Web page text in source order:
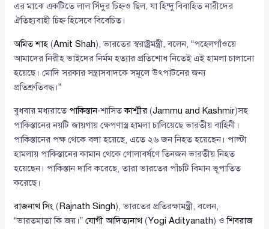
এর মাঝে একটিতে লাল সিঁদুর চিহ্নও ছিল, যা হিন্দু বিবাহিত নারীদের
ঐতিহ্যবাহী চিহ্ন হিসেবে বিবেচিত।
অমিত শাহ (Amit Shah), ভারতের স্বরাষ্ট্রমন্ত্রী, বলেন, “পহেলগাঁওয়ে
আমাদের নিরীহ ভাইদের নির্মম হত্যার প্রতিশোধ নিতেই এই হামলা চালানো
হয়েছে। মোদি সরকার সন্ত্রাসবাদকে সমূলে উৎপাটনের জন্য
প্রতিশ্রুতিবদ্ধ।”
বুধবার মধ্যরাতে পাকিস্তান-শাসিতকাশ্মীর (Jammu and Kashmir)সহ
পাকিস্তানের নয়টি জায়গায় ক্ষেপণাস্ত্র হামলা চালিয়েছে ভারতীয় বাহিনী।
পাকিস্তানের পক্ষ থেকে বলা হয়েছে, এতে ২৬ জন নিহত হয়েছেন। পাল্টা
হামলায় পাকিস্তানের কামান থেকে গোলাবর্ষণে তিনজন ভারতীয় নিহত
হয়েছেন। পাকিস্তান দাবি করেছে, তারা ভারতের পাঁচটি বিমান ভূপাতিত
করেছে।
রাজনাথ সিং (Rajnath Singh), ভারতের প্রতিরক্ষামন্ত্রী, বলেন,
“ভারতমাতা কি জয়।”যোগী আদিত্যনাথ (Yogi Adityanath) ওশিবরাজ